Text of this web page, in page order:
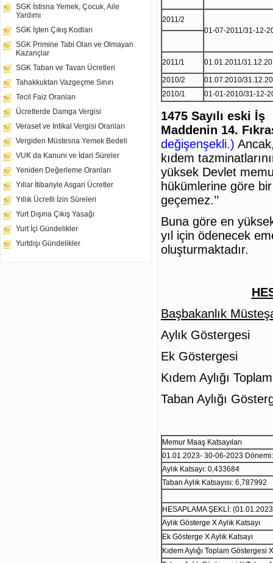
SGK İstisna Yemek, Çocuk, Aile
Yardımı
SGK İşten Çıkış Kodları
SGK Primine Tabi Olan ve Olmayan
Kazançlar
SGK Taban ve Tavan Ücretleri
Tahakkuktan Vazgeçme Sınırı
Tecil Faiz Oranları
Ücretlerde Damga Vergisi
Veraset ve İntikal Vergisi Oranları
Vergiden Müstesna Yemek Bedeli
VUK da Kanuni ve İdari Süreler
Yeniden Değerleme Oranları
Yıllar İtibariyle Asgari Ücretler
Yıllık Ücretli İzin Süreleri
Yurt Dışına Çıkış Yasağı
Yurt İçi Gündelikler
Yurtdışı Gündelikler
2011/2
01-07-2011/31-12-
2011/1 01.01.2011/
2010/2
01.07.2010/
2010/1
01-01-2010/31-12-
1475 Sayılı eski
Maddenin 14.
değişenşekli.)
kıdem
yüksek Devlet
hükümlerine göre
geçemez.’’
Buna göre en
yıl için ödenecek
oluşturmaktadır.
Başbakanlık
Aylık
Ek
Kıdem Aylığı
Taban Aylığı
Memur Maaş Katsayıları
01.01.2023- 30-06-2023 Dönemi:
Aylık Katsayı: 0,433684
Taban Aylık Katsayısı: 6,787992
HESAPLAMA ŞEKLİ:
Aylık Gösterge X Aylık Katsayı
Ek Gösterge X Aylık Katsayı
Kıdem Aylığı Toplam Göstergesi